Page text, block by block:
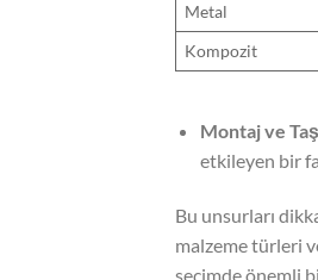
Metal
Kompozit
Montaj ve
etkileyen bir
Bu unsurları
malzeme türleri
seçimde önemli